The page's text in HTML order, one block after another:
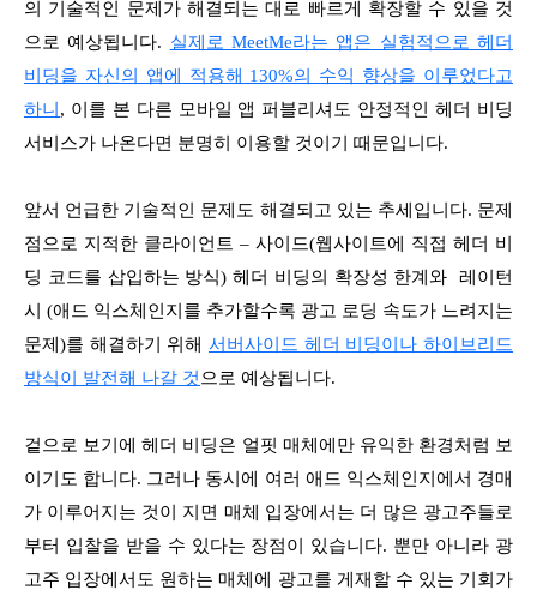
의 기술적인 문제가 해결되는 대로 빠르게 확장할 수 있을 것
으로 예상됩니다. 실제로 MeetMe라는 앱은 실험적으로 헤더
비딩을 자신의 앱에 적용해 130%의 수익 향상을 이루었다고
하니 , 이를 본 다른 모바일 앱 퍼블리셔도 안정적인 헤더 비딩
서비스가 나온다면 분명히 이용할 것이기 때문입니다.
앞서 언급한 기술적인 문제도 해결되고 있는 추세입니다. 문제
점으로 지적한 클라이언트 – 사이드(웹사이트에 직접 헤더 비
딩 코드를 삽입하는 방식) 헤더 비딩의 확장성 한계와 레이턴
시 (애드 익스체인지를 추가할수록 광고 로딩 속도가 느려지는
문제)를 해결하기 위해 서버사이드 헤더 비딩이나 하이브리드
방식이 발전해 나갈 것 으로 예상됩니다.
겉으로 보기에 헤더 비딩은 얼핏 매체에만 유익한 환경처럼 보
이기도 합니다. 그러나 동시에 여러 애드 익스체인지에서 경매
가 이루어지는 것이 지면 매체 입장에서는 더 많은 광고주들로
부터 입찰을 받을 수 있다는 장점이 있습니다. 뿐만 아니라 광
고주 입장에서도 원하는 매체에 광고를 게재할 수 있는 기회가